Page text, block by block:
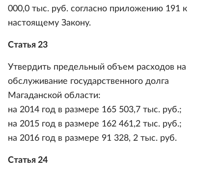
000,0 тыс. руб. согласно приложению 191 к
настоящему Закону.
Статья 23
Утвердить предельный объем расходов на
обслуживание государственного долга
Магаданской области:
на 2014 год в размере 165 503,7 тыс. руб.;
на 2015 год в размере 162 461,2 тыс. руб.;
на 2016 год в размере 91 328, 2 тыс. руб.
Статья 24